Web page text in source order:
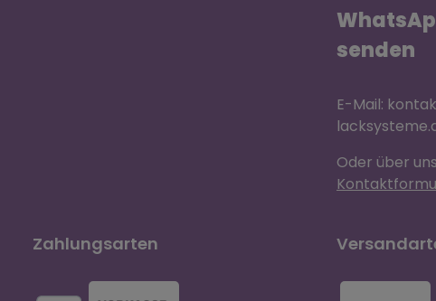
senden
E-Mail:
Oder über
Zahlungsarten